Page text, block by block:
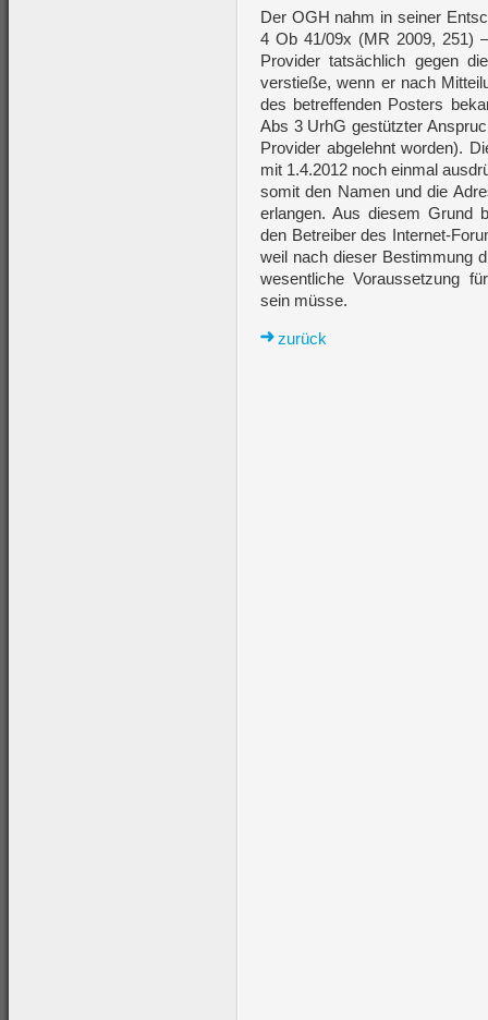
Der OGH nahm in seiner
4 Ob 41/09x (MR 2009, 251)
Provider tatsächlich gegen
verstieße, wenn er nach
des betreffenden Posters
Abs 3 UrhG gestützter
Provider abgelehnt worden).
mit 1.4.2012 noch einmal
somit den Namen und die
erlangen. Aus diesem Grund
den Betreiber des Internet-
weil nach dieser Bestimmung
wesentliche Voraussetzung
sein müsse.
zurück